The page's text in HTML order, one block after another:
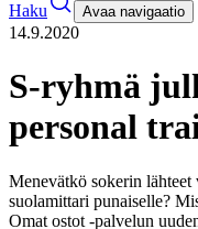
Haku
Avaa navigaatio
14.9.2020
S-ryhmä
personal
Menevätkö sokerin
suolamittari punaiselle?
Omat ostot -palvelun